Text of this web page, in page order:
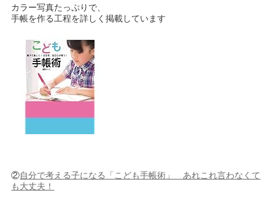
カラー写真たっぷりで、
手帳を作る工程を詳しく掲載しています
②自分で考える子になる「こども手帳術」 あれこれ言わなくて
も大丈夫！